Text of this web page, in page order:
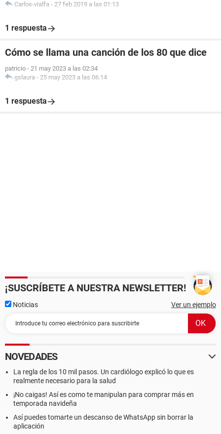
Carlos-vialfa - 27 feb 2019 a las 01:13
1 respuesta
Cómo se llama una canción de los 80 que dice
patricio - 21 may 2023 a las 02:34
gslaura - 25 may 2023 a las 06:14
1 respuesta
¡SUSCRÍBETE A NUESTRA NEWSLETTER!
Noticias Ver un ejemplo
NOVEDADES
La regla de los 10 mil pasos. Un cardiólogo explicó lo que es
realmente necesario para la salud
¡No caigas! Así es como te manipulan para comprar más en
temporada navideña
Así puedes tomarte un descanso de WhatsApp sin borrar la
aplicación